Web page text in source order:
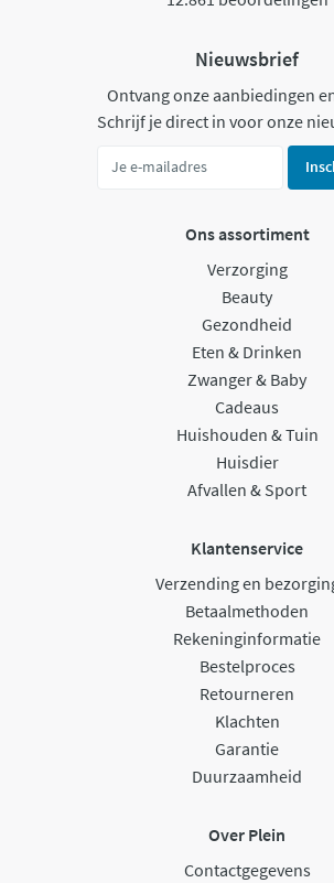
Nieuwsbrief
Ontvang onze aanbiedingen
Schrijf je direct in voor onze
Ons assortiment
Verzorging
Beauty
Gezondheid
Eten & Drinken
Zwanger & Baby
Cadeaus
Huishouden & Tuin
Huisdier
Afvallen & Sport
Klantenservice
Verzending en
Betaalmethoden
Rekeninginformatie
Bestelproces
Retourneren
Klachten
Garantie
Duurzaamheid
Over Plein
Contactgegevens